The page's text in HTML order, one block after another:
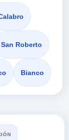
VER PRECIOS
San Roberto
Bianco